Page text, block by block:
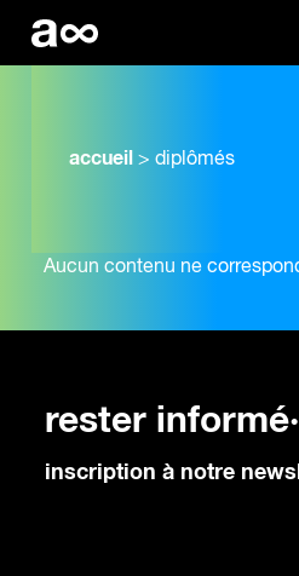
accueil > diplômés
Aucun contenu ne
rester
inscription à notre